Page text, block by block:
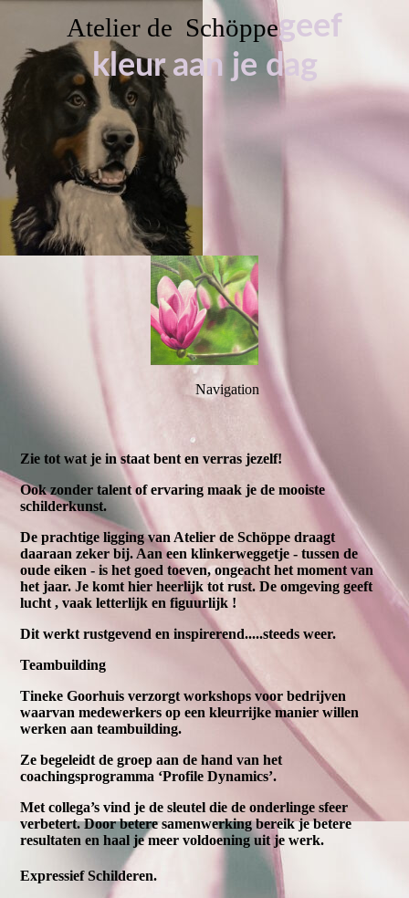
Atelier de Schöppegeef
kleur aan je dag
Navigation
Zie tot wat je in staat bent en verras jezelf!
Ook zonder talent of ervaring maak je de mooiste
schilderkunst.
De prachtige ligging van Atelier de Schöppe draagt
daaraan zeker bij. Aan een klinkerweggetje - tussen de
oude eiken - is het goed toeven, ongeacht het moment van
het jaar. Je komt hier heerlijk tot rust. De omgeving geeft
lucht , vaak letterlijk en figuurlijk !
Dit werkt rustgevend en inspirerend.....steeds weer.
Teambuilding
Tineke Goorhuis verzorgt workshops voor bedrijven
waarvan medewerkers op een kleurrijke manier willen
werken aan teambuilding.
Ze begeleidt de groep aan de hand van het
coachingsprogramma ‘Profile Dynamics’.
Met collega’s vind je de sleutel die de onderlinge sfeer
verbetert. Door betere samenwerking bereik je betere
resultaten en haal je meer voldoening uit je werk.
Expressief Schilderen.